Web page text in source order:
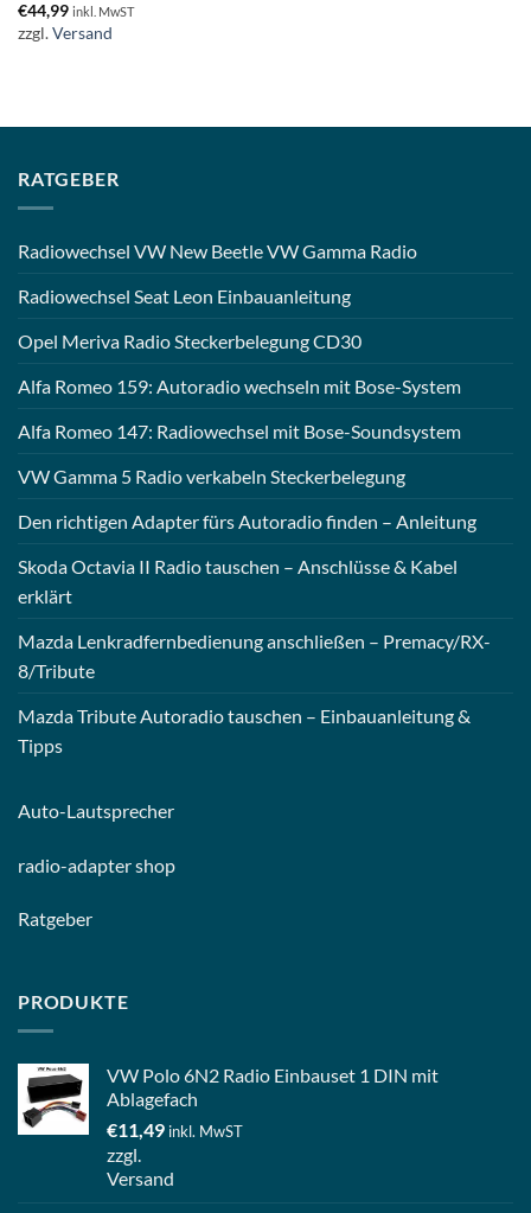
€44,99 inkl. MwST
zzgl.Versand
RATGEBER
Radiowechsel VW New Beetle VW Gamma Radio
Radiowechsel Seat Leon Einbauanleitung
Opel Meriva Radio Steckerbelegung CD30
Alfa Romeo 159: Autoradio wechseln mit Bose-System
Alfa Romeo 147: Radiowechsel mit Bose-Soundsystem
VW Gamma 5 Radio verkabeln Steckerbelegung
Den richtigen Adapter fürs Autoradio finden – Anleitung
Skoda Octavia II Radio tauschen – Anschlüsse & Kabel
erklärt
Mazda Lenkradfernbedienung anschließen – Premacy/RX-
8/Tribute
Mazda Tribute Autoradio tauschen – Einbauanleitung &
Tipps
Auto-Lautsprecher
radio-adapter shop
Ratgeber
PRODUKTE
VW Polo 6N2 Radio Einbauset 1 DIN mit
Ablagefach
€11,49 inkl. MwST
zzgl.
Versand